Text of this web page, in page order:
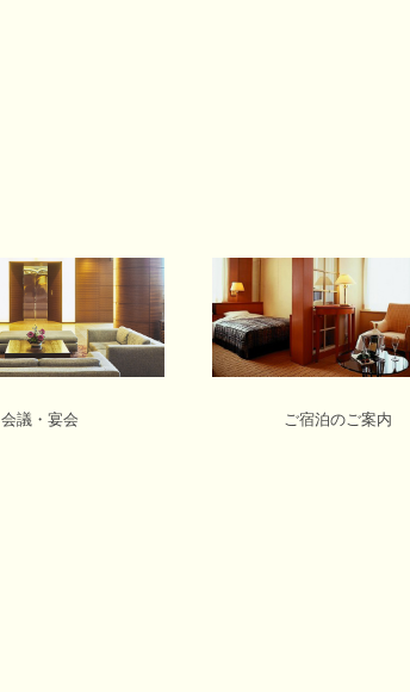
会議・宴会 ご宿泊のご案内